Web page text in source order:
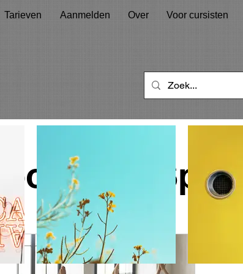
Tarieven Aanmelden Over Voor cursisten
Book Your Spot